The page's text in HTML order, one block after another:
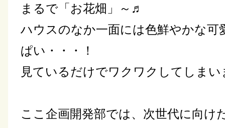
まるで「お花畑」～♬
ハウスのなか一面には色鮮やかな可
ぱい・・・！
見ているだけでワクワクしてしまい
ここ企画開発部では、次世代に向け